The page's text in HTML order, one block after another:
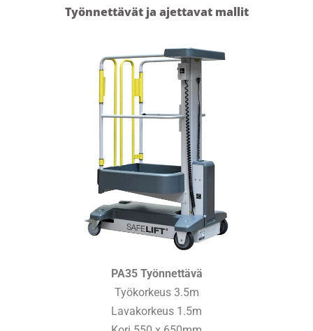
Työnnettävät ja ajettavat mallit
PA35 Työnnettävä
Työkorkeus 3.5m
Lavakorkeus 1.5m